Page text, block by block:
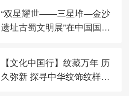
“双星耀世——三星堆—金沙
遗址古蜀文明展”在中国国家
【文化中国行】纹藏万年 历
久弥新 探寻中华纹饰纹样之